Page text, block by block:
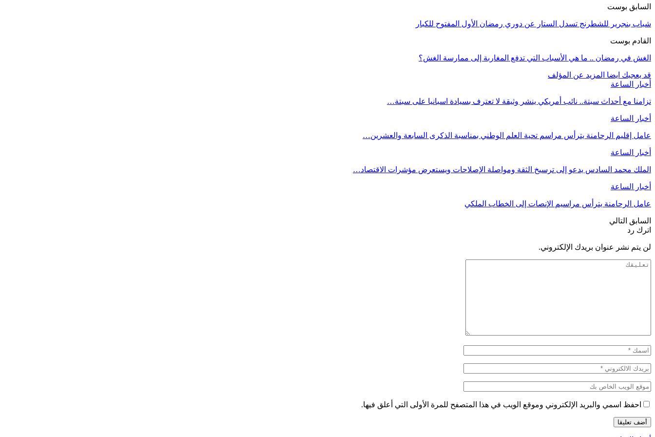
السابق بوست
شباب بنجرير للشطرنج تسدل الستار عن دوري رمضان الأول المفتوح للكبار
القادم بوست
الغش في رمضان .. ما هي الأسباب التي تدفع المغاربة إلى ممارسة الغش؟
قد يعجبك ايضا المزيد عن المؤلف
أخبار الساعة
تزامنا مع أحداث سبتة.. نائب أمريكي ينشر وثيقة لا تعترف بسيادة اسبانيا على سبتة…
أخبار الساعة
عامل إقليم الرحامنة يترأس مراسم تحية العلم الوطني بمناسبة الذكرى السابعة والعشرين…
أخبار الساعة
الملك محمد السادس يدعو إلى ترسيخ الثقة ومواصلة الإصلاحات ويستعرض مؤشرات الاقتصاد…
أخبار الساعة
عامل الرحامنة يترأس مراسيم الإنصات إلى الخطاب الملكي
السابق التالي
اترك رد
لن يتم نشر عنوان بريدك الإلكتروني.
احفظ اسمي والبريد الإلكتروني وموقع الويب في هذا المتصفح للمرة الأولى التي أعلق فيها.